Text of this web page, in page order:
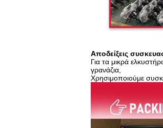
Αποδείξεις
Για τα μικρά
γρανάζια,
Χρησιμοποιούμε